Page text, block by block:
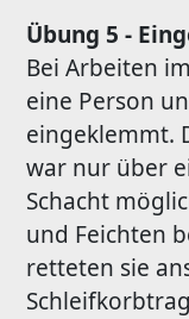
Übung 5 -
Bei Arbeiten
eine Person
eingeklemmt.
war nur über
Schacht
und Feichten
retteten sie